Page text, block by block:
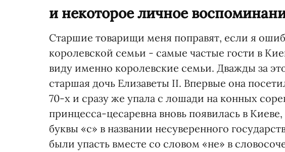
и некоторое личное
Старшие товарищи меня поправят, если я
королевской семьи - самые частые гости в
виду именно королевские семьи. Дважды за
старшая дочь Елизаветы II. Впервые она
70-х и сразу же упала с лошади на конных
принцесса-цесаревна вновь появилась в
буквы «с» в названии несуверенного
были упасть вместе со словом «не» в